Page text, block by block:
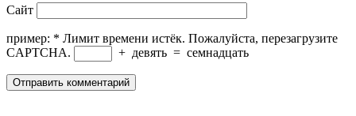
Сайт
пример: * Лимит времени истёк. Пожалуйста, перезагрузите
CAPTCHA.
+ девять = семнадцать